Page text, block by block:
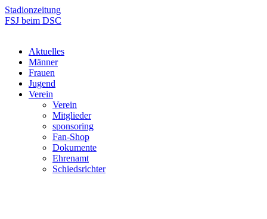
Zum
Inhalt
Stadionzeitung
FSJ beim DSC
Aktuelles
Männer
Frauen
Jugend
Verein
Verein
Mitglieder
sponsoring
Fan-Shop
Dokumente
Ehrenamt
Schiedsrichter